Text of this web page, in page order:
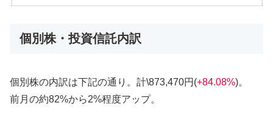
個別株・投資信託内訳
個別株の内訳は下記の通り。計\873,470円(+84.08%)。
前月の約82%から2%程度アップ。